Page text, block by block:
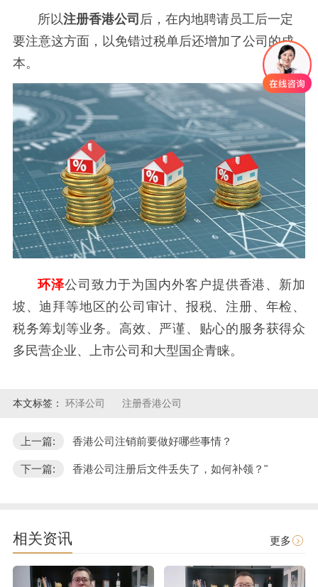
所以注册香港公司 后，在内地聘请员工后一定
要注意这方面，以免错过税单后还增加了公司的成
本。
环泽公司致力于为国内外客户提供香港、新加
坡、迪拜等地区的公司审计、报税、注册、年检、
税务筹划等业务。高效、严谨、贴心的服务获得众
多民营企业、上市公司和大型国企青睐。
本文标签： 环泽公司 注册香港公司
上一篇: 香港公司注销前要做好哪些事情？
下一篇: 香港公司注册后文件丢失了，如何补领？"
相关资讯 更多